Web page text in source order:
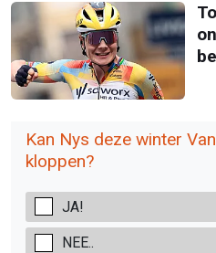
Kan Nys deze winter
kloppen?
JA!
NEE..